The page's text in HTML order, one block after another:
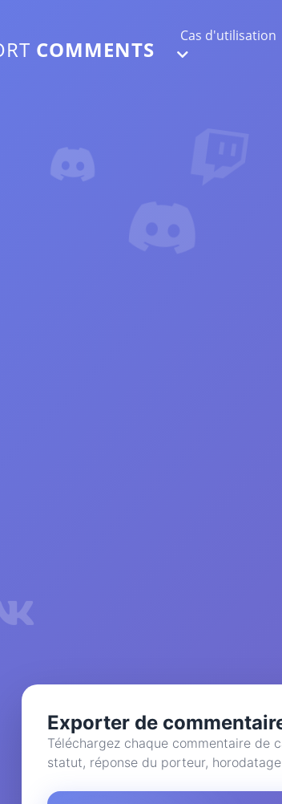
COMMENTS
Cas d'utilisation
Exporter de
Téléchargez chaque commentaire de
statut, réponse du porteur,